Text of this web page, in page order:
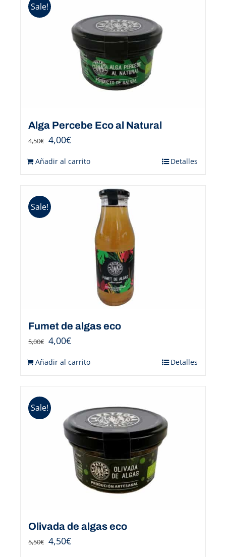
Sale!
Alga Percebe Eco al Natural
4,50€ 4,00€
Añadir al carrito Detalles
Sale!
Fumet de algas eco
5,00€ 4,00€
Añadir al carrito Detalles
Sale!
Olivada de algas eco
5,50€ 4,50€